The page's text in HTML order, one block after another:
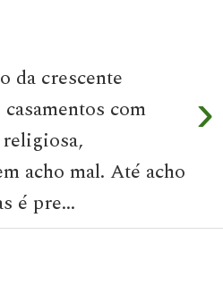
›
da crescente
com
acho mal. Até acho
é pre...